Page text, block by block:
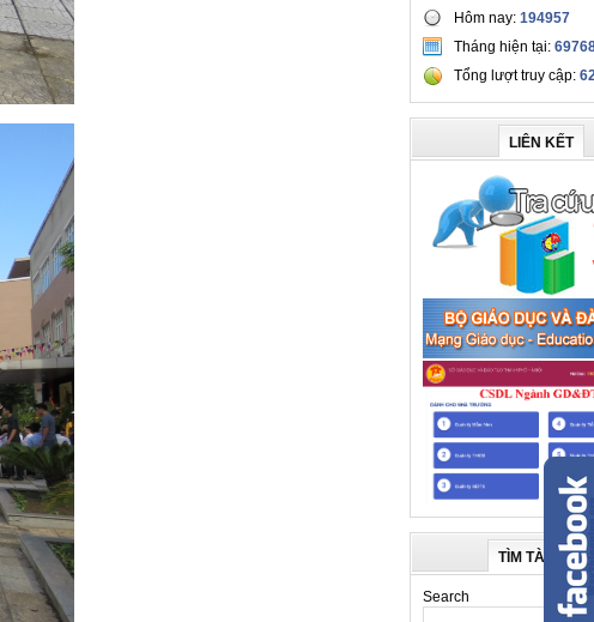
Hôm nay: 194957
Tháng hiện tại:
Tổng lượt truy cập:
LIÊN KẾT
TÌM TÀI LIỆU
Search